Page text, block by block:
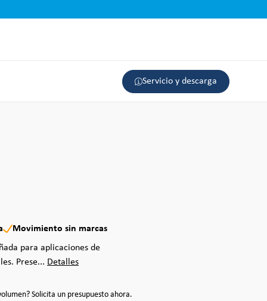
Servicio y descarga
Movimiento sin marcas
para aplicaciones de
Prese... Detalles
Solicita un presupuesto ahora.